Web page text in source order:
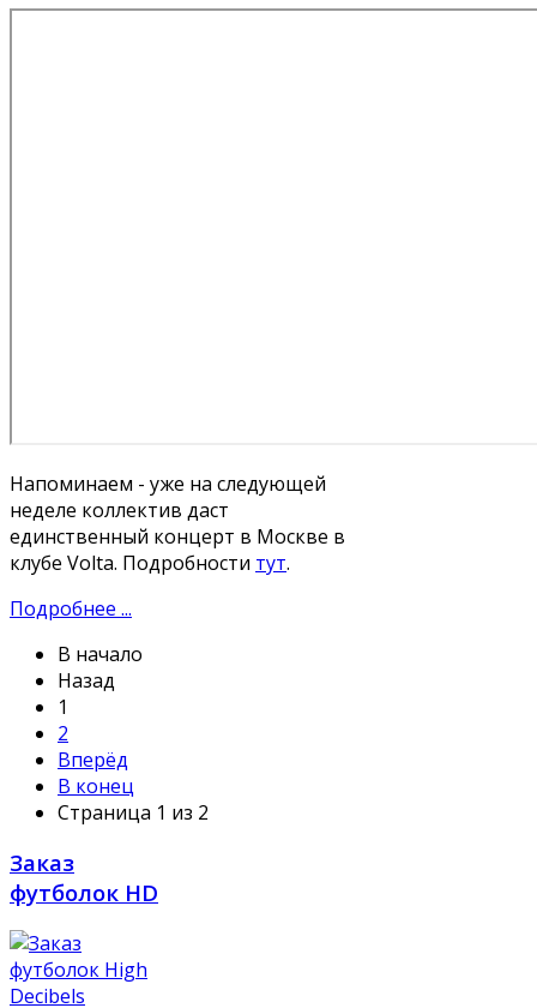
Напоминаем - уже на следующей
неделе коллектив даст
единственный концерт в Москве в
клубе Volta. Подробности тут.
Подробнее ...
В начало
Назад
1
2
Вперёд
В конец
Страница 1 из 2
Заказ
футболок HD